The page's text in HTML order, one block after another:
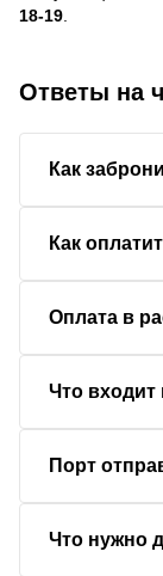
18-19
Ответы на
Как
Как
Оплата в
Что входит
Порт
Что нужно